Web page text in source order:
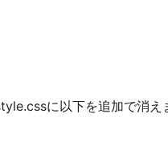
に以下を追加で消え